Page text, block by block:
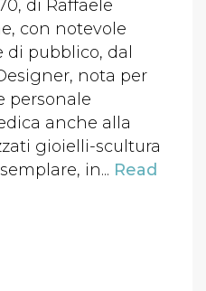
di Raffaele
con notevole
di pubblico, dal
nota per
personale
anche alla
gioielli-scultura
in... Read